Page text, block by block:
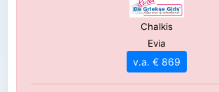
Chalkis
Evia
v.a. € 869